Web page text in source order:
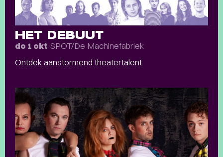
HET DEBUUT
do 1 okt SPOT/De Machinefabriek
Ontdek aanstormend theatertalent